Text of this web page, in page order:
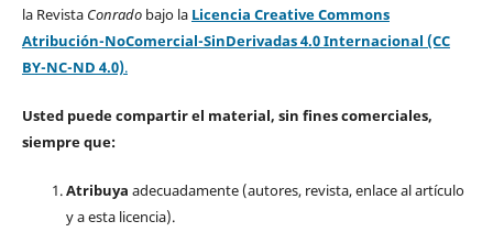
la Revista Conradobajo la Licencia Creative Commons
Atribución-NoComercial-SinDerivadas 4.0 Internacional (CC
BY-NC-ND 4.0).
Usted puede compartir el material, sin fines comerciales,
siempre que:
Atribuya adecuadamente (autores, revista, enlace al artículo
y a esta licencia).